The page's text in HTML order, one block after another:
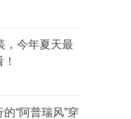
，今年夏天最
“阿普瑞风”穿